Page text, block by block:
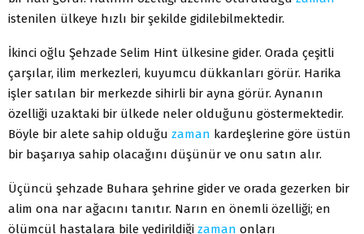
istenilen ülkeye hızlı bir şekilde gidilebilmektedir.
İkinci oğlu Şehzade Selim Hint ülkesine gider. Orada çeşitli
çarşılar, ilim merkezleri, kuyumcu dükkanları görür. Harika
işler satılan bir merkezde sihirli bir ayna görür. Aynanın
özelliği uzaktaki bir ülkede neler olduğunu göstermektedir.
Böyle bir alete sahip olduğu zaman kardeşlerine göre üstün
bir başarıya sahip olacağını düşünür ve onu satın alır.
Üçüncü şehzade Buhara şehrine gider ve orada gezerken bir
alim ona nar ağacını tanıtır. Narın en önemli özelliği; en
ölümcül hastalara bile yedirildiği zaman onları